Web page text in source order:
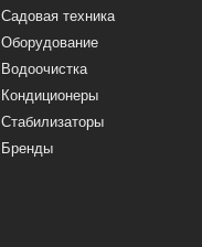
Садовая техника
Оборудование
Водоочистка
Кондиционеры
Стабилизаторы
Бренды